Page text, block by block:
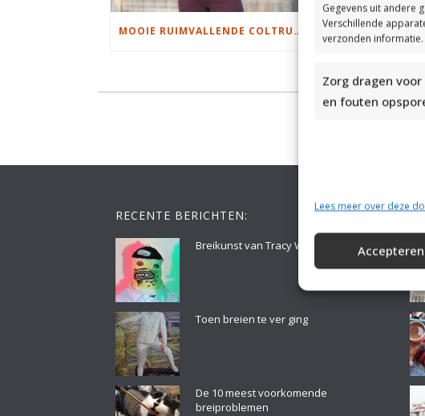
Gegevens uit andere
Verschillende
verzonden informatie.
Zorg dragen
en fouten
Lees meer over deze
Accepteren
MOOIE RUIMVALLENDE COLTRUI BREIEN
RECENTE BERICHTEN:
Breikunst van Tracy Widdess
Toen breien te ver ging
De 10 meest voorkomende
breiproblemen